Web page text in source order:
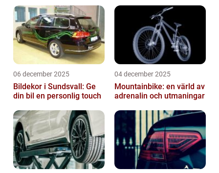
06 december 2025
Bildekor i Sundsvall: Ge
din bil en personlig touch
04 december 2025
Mountainbike: en värld av
adrenalin och utmaningar